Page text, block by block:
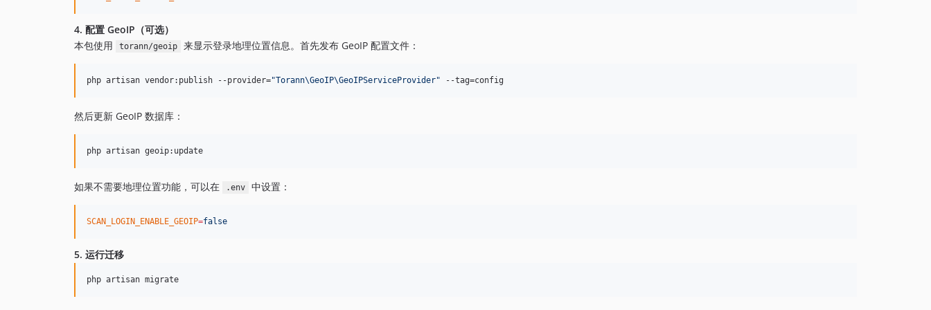
4. 配置 GeoIP（可选）
本包使用
torann/geoip 来显示登录地理位置信息。首先发布 GeoIP 配置文件：
php artisan vendor:publish --provider="Torann\GeoIP\GeoIPServiceProvider" --tag=config
然后更新 GeoIP 数据库：
php artisan geoip:update
如果不需要地理位置功能，可以在 .env 中设置：
SCAN_LOGIN_ENABLE_GEOIP=false
5. 运行迁移
php artisan migrate